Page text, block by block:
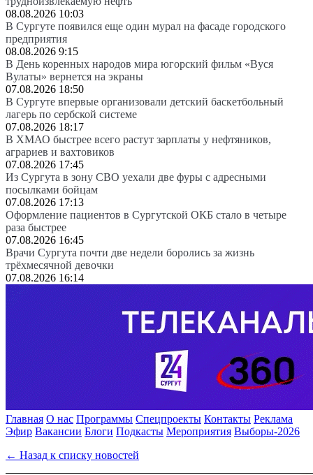
08.08.2026 10:03
В Сургуте появился еще один мурал на фасаде городского
предприятия
08.08.2026 9:15
В День коренных народов мира югорский фильм «Вуся
Вулаты» вернется на экраны
07.08.2026 18:50
В Сургуте впервые организовали детский баскетбольный
лагерь по сербской системе
07.08.2026 18:17
В ХМАО быстрее всего растут зарплаты у нефтяников,
аграриев и вахтовиков
07.08.2026 17:45
Из Сургута в зону СВО уехали две фуры с адресными
посылками бойцам
07.08.2026 17:13
Оформление пациентов в Сургутской ОКБ стало в четыре
раза быстрее
07.08.2026 16:45
Врачи Сургута почти две недели боролись за жизнь
трёхмесячной девочки
07.08.2026 16:14
Главная О нас Программы Спецпроекты Контакты Реклама
Эфир Вакансии Блоги Подкасты Мероприятия Выборы-2026
← Назад к списку новостей